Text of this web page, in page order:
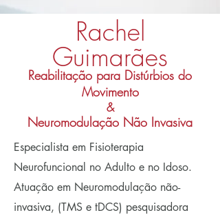
Rachel
Guimarães
Reabilitação para Distúrbios do
Movimento
Neuromodulação Não Invasiva
&
Especialista em Fisioterapia
Neurofuncional no Adulto e no Idoso.
Atuação em Neuromodulação não-
invasiva, (TMS e tDCS) pesquisadora